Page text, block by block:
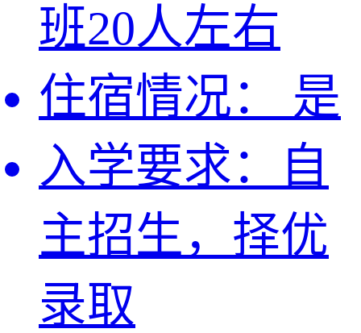
班20人左右
住宿情况：
是
入学要求：
自
主招生，择优
录取